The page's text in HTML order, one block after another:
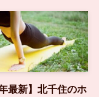
最新】北千住のホ